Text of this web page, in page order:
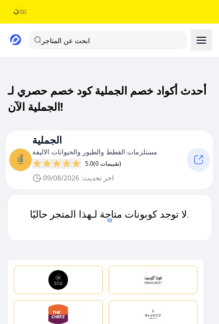
ابحث عن المتاجر
أحدث أكواد خصم الجملية كود خصم حصري لـ
الجملية الآن!
الجملية
مستلزمات القطط والطيور والحيوانات الاليفة
5.0 (0 تقييمات)
اخر تحديث: 09/08/2026
لا توجد كوبونات متاحة لـهذا المتجر حاليًا.